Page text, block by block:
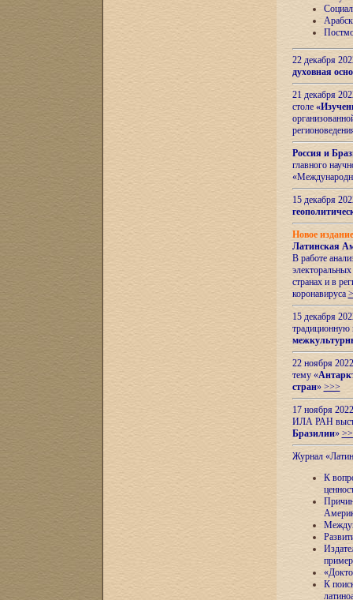
22 декабря
духовная
21 декабря
столе
Россия и
главного
15 декабря
Новое
Латинская
В работе
странах и в
коронавируса
15 декабря
22 ноября
тему «
стран» >>>
17 ноября
ИЛА РАН
Бразилии»
Журнал
К
К